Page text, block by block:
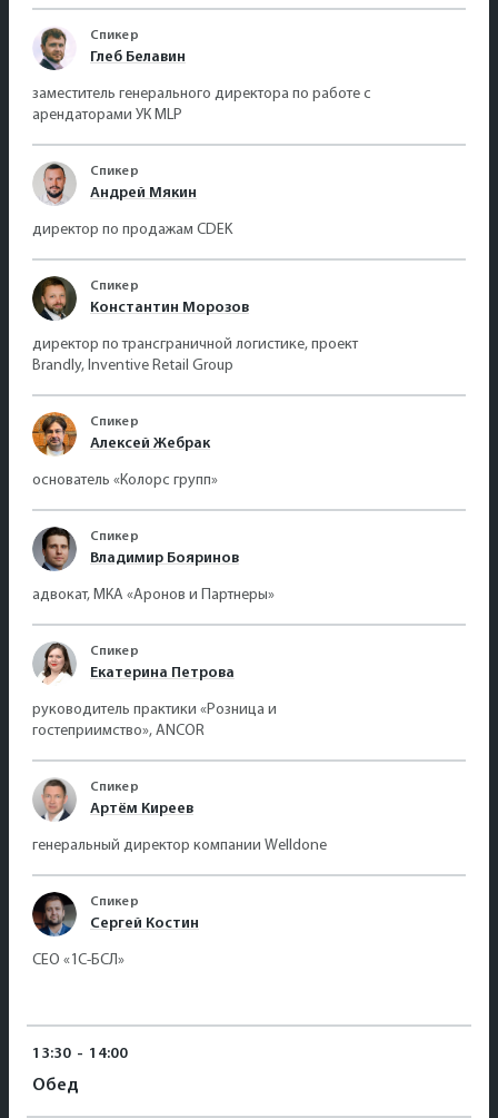
Спикер
Глеб Белавин
заместитель генерального директора по работе с
арендаторами УК MLP
Спикер
Андрей Мякин
директор по продажам CDEK
Спикер
Константин Морозов
директор по трансграничной логистике, проект
Brandly, Inventive Retail Group
Спикер
Алексей Жебрак
основатель «Колорс групп»
Спикер
Владимир Бояринов
адвокат, МКА «Аронов и Партнеры»
Спикер
Екатерина Петрова
руководитель практики «Розница и
гостеприимство», ANCOR
Спикер
Артём Киреев
генеральный директор компании Welldone
Спикер
Сергей Костин
CEO «1С-БСЛ»
13:30 - 14:00
Обед